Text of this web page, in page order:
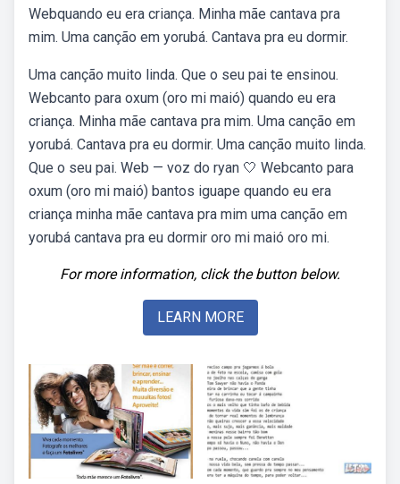
Webquando eu era criança. Minha mãe cantava pra
mim. Uma canção em yorubá. Cantava pra eu dormir.
Uma canção muito linda. Que o seu pai te ensinou.
Webcanto para oxum (oro mi maió) quando eu era
criança. Minha mãe cantava pra mim. Uma canção em
yorubá. Cantava pra eu dormir. Uma canção muito linda.
Que o seu pai. Web — voz do ryan 🤍 Webcanto para
oxum (oro mi maió) bantos iguape quando eu era
criança minha mãe cantava pra mim uma canção em
yorubá cantava pra eu dormir oro mi maió oro mi.
For more information, click the button below.
LEARN MORE